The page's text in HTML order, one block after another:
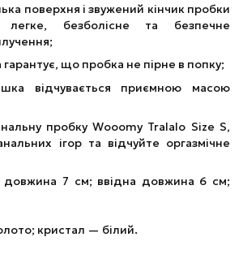
поверхня і звужений кінчик пробки
легке, безболісне та безпечне
що пробка не пірне в попку;
відчувається приємною масою
пробку Wooomy Tralalo Size S,
ігор та відчуйте оргазмічне
довжина 7 см; ввідна довжина 6 см;
кристал — білий.